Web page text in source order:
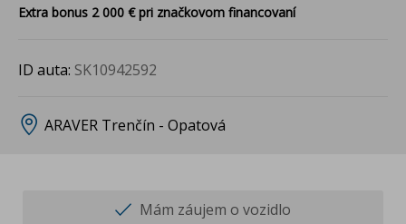
Extra bonus 2 000 € pri značkovom financovaní
ID auta: SK10942592
ARAVER Trenčín - Opatová
Mám záujem o vozidlo